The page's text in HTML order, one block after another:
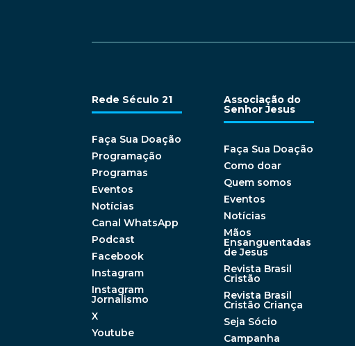
Rede Século 21
Faça Sua Doação
Programação
Programas
Eventos
Notícias
Canal WhatsApp
Podcast
Facebook
Instagram
Instagram
Jornalismo
X
Youtube
Associação do
Senhor Jesus
Faça Sua Doação
Como doar
Quem somos
Eventos
Notícias
Mãos
Ensanguentadas
de Jesus
Revista Brasil
Cristão
Revista Brasil
Cristão Criança
Seja Sócio
Campanha